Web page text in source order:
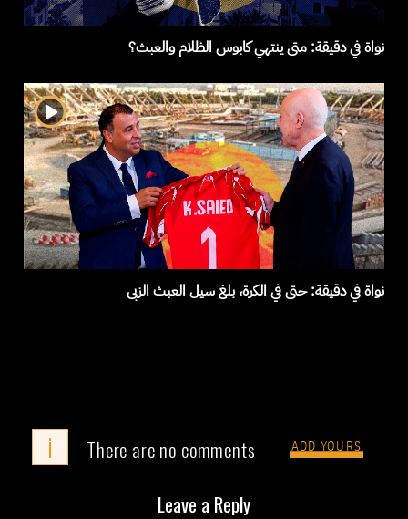
نواة في دقيقة: متى ينتهي كابوس الظلام والعبث؟
نواة في دقيقة: حتى في الكرة، بلغ سيل العبث الزبى
i There are no comments ADD YOURS
Leave a Reply